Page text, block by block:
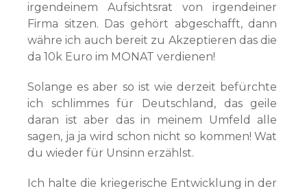
irgendeinem Aufsichtsrat von irgendeiner
Firma sitzen. Das gehört abgeschafft, dann
währe ich auch bereit zu Akzeptieren das die
da 10k Euro im MONAT verdienen!
Solange es aber so ist wie derzeit befürchte
ich schlimmes für Deutschland, das geile
daran ist aber das in meinem Umfeld alle
sagen, ja ja wird schon nicht so kommen! Wat
du wieder für Unsinn erzählst.
Ich halte die kriegerische Entwicklung in der